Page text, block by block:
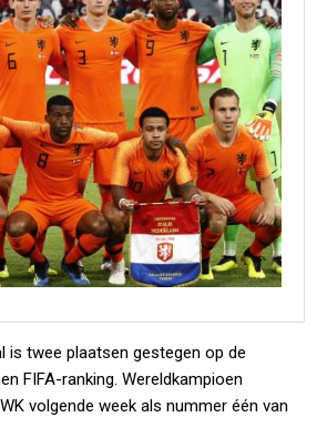
is twee plaatsen gestegen op de
FIFA-ranking. Wereldkampioen
volgende week als nummer één van